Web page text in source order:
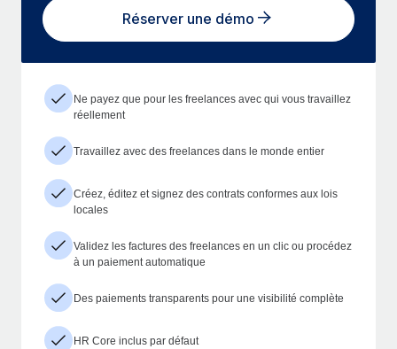
Réserver une démo
Ne payez que pour les freelances avec qui vous travaillez
réellement
Travaillez avec des freelances dans le monde entier
Créez, éditez et signez des contrats conformes aux lois
locales
Validez les factures des freelances en un clic ou procédez
à un paiement automatique
Des paiements transparents pour une visibilité complète
HR Core inclus par défaut